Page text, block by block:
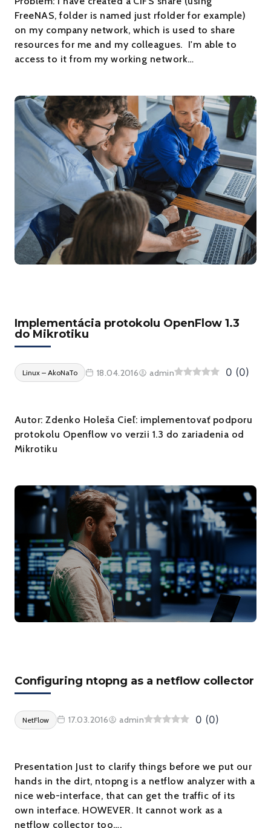
FreeNAS, folder is named just rfolder for example)
on my company network, which is used to share
resources for me and my colleagues. I'm able to
access to it from my working network…
Implementácia protokolu OpenFlow 1.3
do Mikrotiku
Linux – AkoNaTo 18.04.2016 admin 0 (0)
Autor: Zdenko Holeša Cieľ: implementovať podporu
protokolu Openflow vo verzii 1.3 do zariadenia od
Mikrotiku
Configuring ntopng as a netflow collector
NetFlow 17.03.2016 admin 0 (0)
Presentation Just to clarify things before we put our
hands in the dirt, ntopng is a netflow analyzer with a
nice web-interface, that can get the traffic of its
own interface. HOWEVER. It cannot work as a
netflow collector too….